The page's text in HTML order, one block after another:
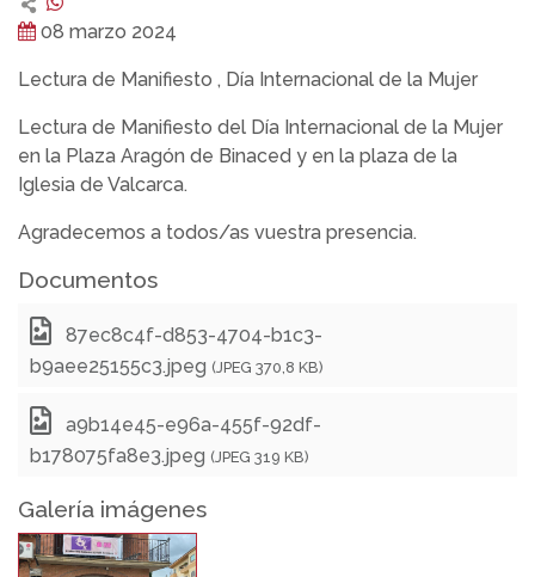
08 marzo 2024
Lectura de Manifiesto , Día Internacional de la Mujer
Lectura de Manifiesto del Día Internacional de la Mujer
en la Plaza Aragón de Binaced y en la plaza de la
Iglesia de Valcarca.
Agradecemos a todos/as vuestra presencia.
Documentos
87ec8c4f-d853-4704-b1c3-
b9aee25155c3.jpeg (JPEG 370,8 KB)
a9b14e45-e96a-455f-92df-
b178075fa8e3.jpeg (JPEG 319 KB)
Galería imágenes